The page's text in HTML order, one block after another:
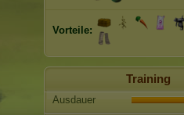
Vorteile:
Training
Ausdauer